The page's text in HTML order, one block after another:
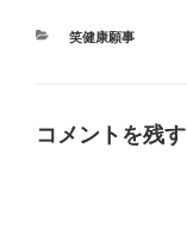
カ
笑健康願事
コメントを残す